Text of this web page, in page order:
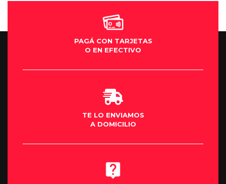
PAGÁ CON TARJETAS
O EN EFECTIVO
TE LO ENVIAMOS
A DOMICILIO